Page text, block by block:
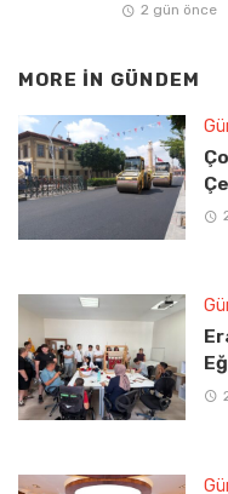
2 gün önce
MORE IN GÜNDEM